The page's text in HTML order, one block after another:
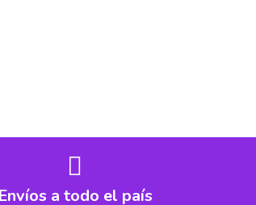
Envíos a todo el país